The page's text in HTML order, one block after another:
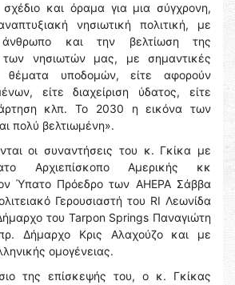
και όραμα για μια σύγχρονη,
νησιωτική πολιτική, με
και την βελτίωση της
των νησιωτών μας, με σημαντικές
θέματα υποδομών, είτε αφορούν
είτε διαχείριση ύδατος, είτε
κλπ. Το 2030 η εικόνα των
πολύ βελτιωμένη».
οι συναντήσεις του κ. Γκίκα με
Αρχιεπίσκοπο Αμερικής κκ
Ύπατο Πρόεδρο των AHEPA Σάββα
Γερουσιαστή του RI Λεωνίδα
του Tarpon Springs Παναγιώτη
Δήμαρχο Κρις Αλαχούζο και με
ομογένειας.
της επίσκεψής του, ο κ. Γκίκας